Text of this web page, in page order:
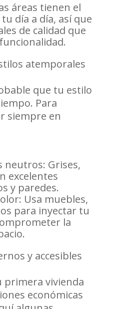
áreas tienen el
día a día, así que
de calidad que
atemporales
que tu estilo
Para
siempre en
Grises,
excelentes
y paredes.
Usa muebles,
para inyectar tu
la
y accesibles
primera vivienda
económicas